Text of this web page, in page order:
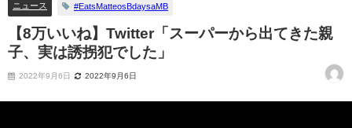
ニュース #EatsMatteosBdaysaMB
【8万いいね】Twitter「スーパーから出てきた親
子、実は誘拐犯でした」
2022年9月6日 2022年9月6日